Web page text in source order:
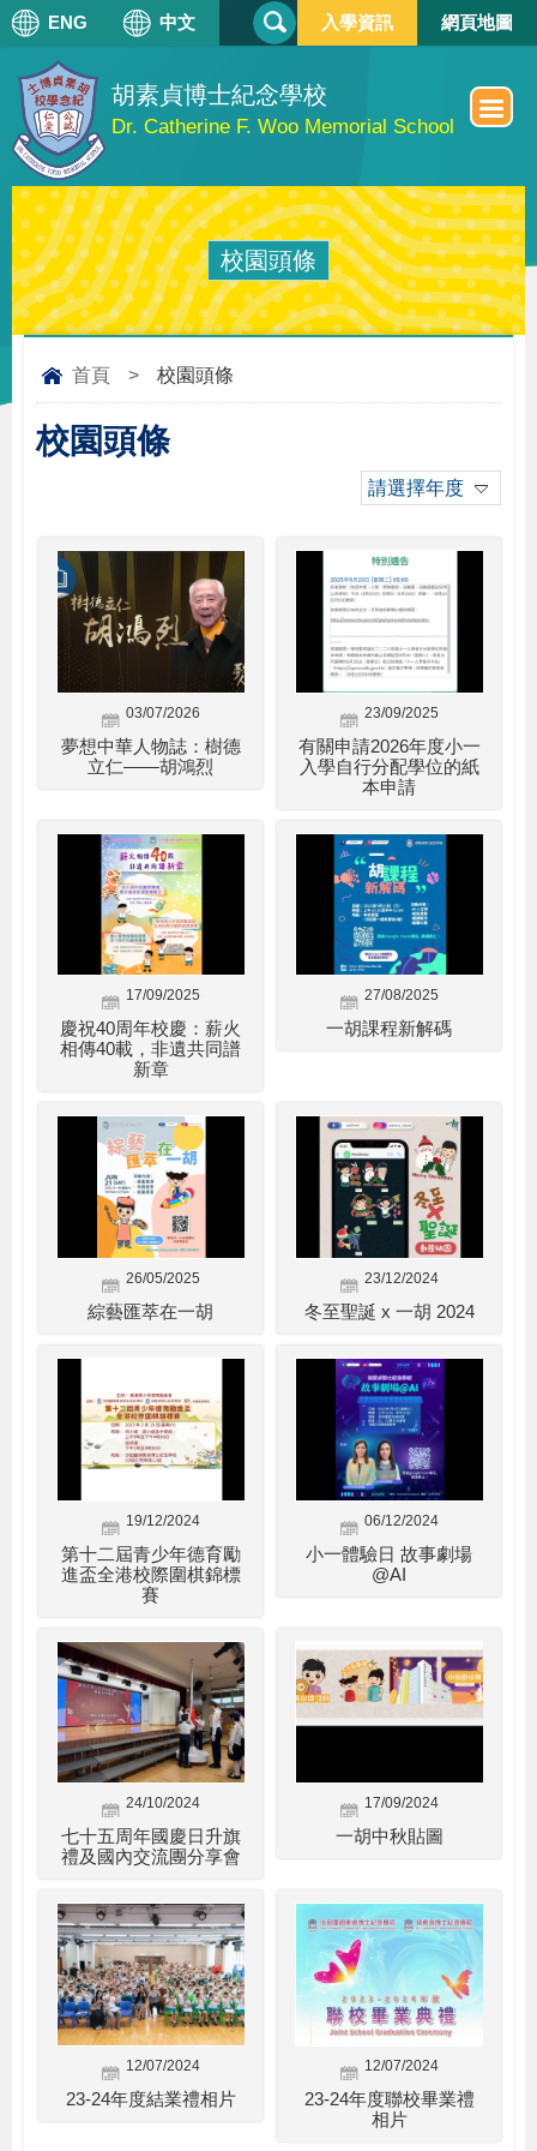
胡素貞博士紀念學校
Dr. Catherine F. Woo Memorial School
ENG 中文 搜
尋
單
入學資訊 網頁地圖
校園頭條
首頁 > 校園頭條
校園頭條
請選擇年度
03/07/2026
夢想中華人物誌：樹德
立仁——胡鴻烈
23/09/2025
有關申請2026年度小一
入學自行分配學位的紙
本申請
17/09/2025
慶祝40周年校慶：薪火
相傳40載，非遺共同譜
新章
27/08/2025
一胡課程新解碼
26/05/2025
綜藝匯萃在一胡
23/12/2024
冬至聖誕 x 一胡 2024
19/12/2024
第十二屆青少年德育勵
進盃全港校際圍棋錦標
賽
06/12/2024
小一體驗日 故事劇場
@AI
24/10/2024
七十五周年國慶日升旗
禮及國內交流團分享會
17/09/2024
一胡中秋貼圖
12/07/2024
23-24年度結業禮相片
12/07/2024
23-24年度聯校畢業禮
相片